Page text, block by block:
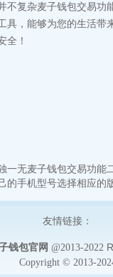
不复杂麦子钱包交易
具，能够为您的生活带
全！
一无麦子钱包交易功能
的手机型号选择相应的
友情链接：
钱包官网 @2013-2022
Copyright © 2013-